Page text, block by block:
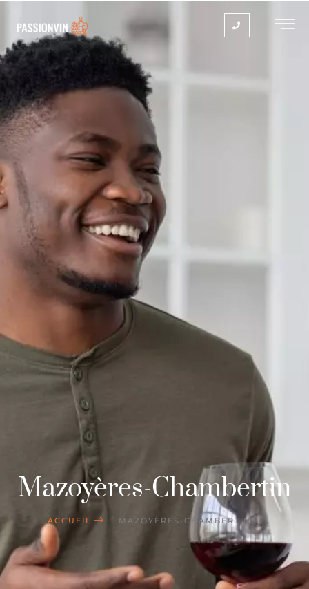
Mazoyères-Chambertin
ACCUEIL MAZOYÈRES-CHAMBERTIN